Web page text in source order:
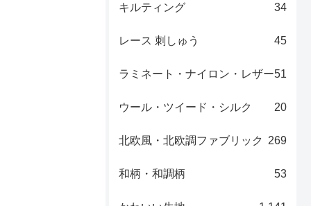
キルティング 34
レース 刺しゅう 45
ラミネート・ナイロン・レザー51
ウール・ツイード・シルク 20
北欧風・北欧調ファブリック 269
和柄・和調柄 53